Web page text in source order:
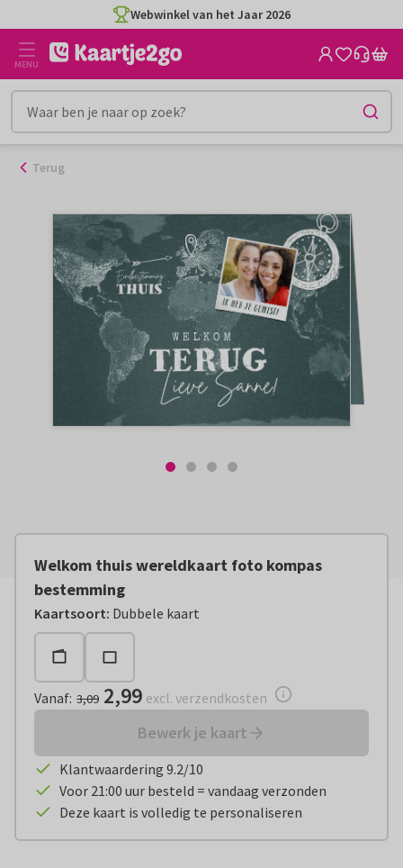
naar
inhoud
Webwinkel van het Jaar 2026
MENU
Terug
Welkom thuis wereldkaart foto kompas
bestemming
Kaartsoort: Dubbele kaart
Vanaf:€ 2,99 excl. verzendkosten
Vanaf: 3,09 2,99 excl. verzendkosten
Bewerk je kaart
Klantwaardering 9.2/10
Voor 21:00 uur besteld = vandaag verzonden
Deze kaart is volledig te personaliseren